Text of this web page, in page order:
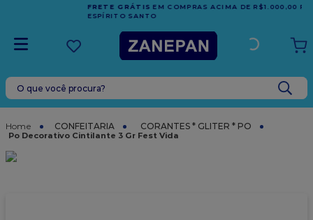
FRETE GRÁTISEM COMPRAS ACIMA DE R$1.000,00 PARA O
ESPÍRITO SANTO
O que você procura?
CONFEITARIA CORANTES * GLITER * PO
Po Decorativo Cintilante 3 Gr Fest Vida
TERMOS MAIS BUSCADOS
vela